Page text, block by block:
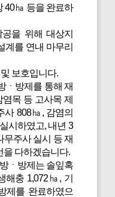
40㏊ 등을 완료하
을 위해 대상지
계를 연내 마무리
보호입니다.
ㆍ방제를 통해 재
목 등 고사목 제
사 808㏊, 감염의
시하였고, 내년 3
무주사 실시 등 재
을 다하겠습니다.
ㆍ방제는 솔잎혹
해충 1,072㏊, 기
제를 완료하였으